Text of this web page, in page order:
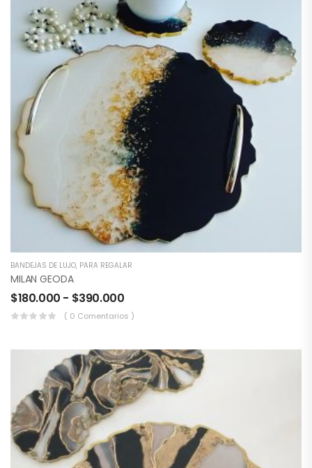
BANDEJAS DE LUJO, PARA REGALAR
MILAN GEODA
$180.000 - $390.000
( 0 Comentarios )